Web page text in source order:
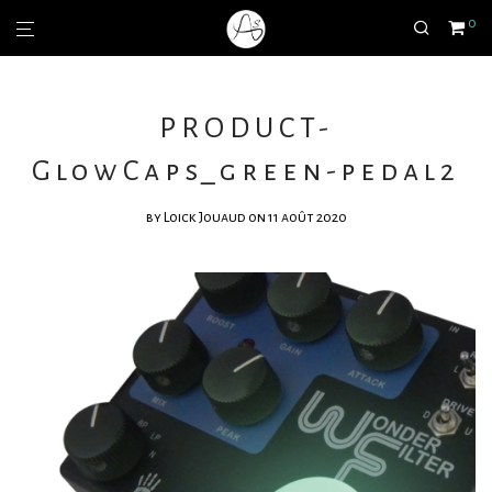
0
PRODUCT-
GlowCaps_green-pedal2
by Loick Jouaud on 11 août 2020